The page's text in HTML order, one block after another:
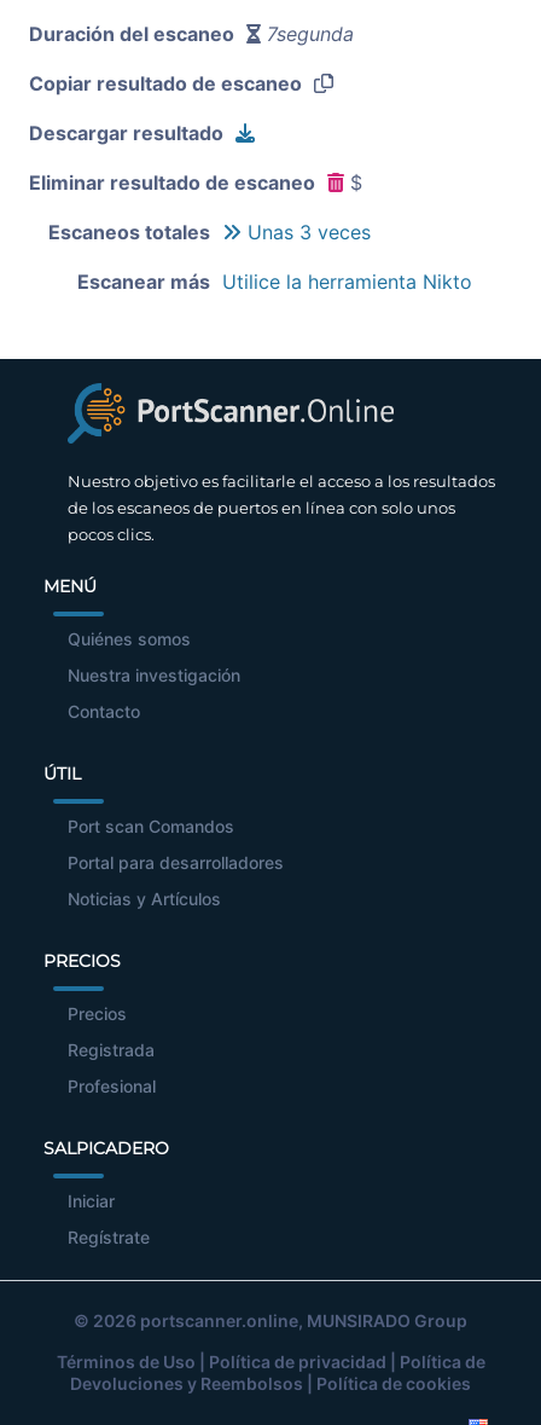
Duración del escaneo 7segunda
Copiar resultado de escaneo
Descargar resultado
Eliminar resultado de escaneo $
Escaneos totales Unas 3 veces
Escanear más Utilice la herramienta Nikto
Nuestro objetivo es facilitarle el acceso a los resultados
de los escaneos de puertos en línea con solo unos
pocos clics.
MENÚ
Quiénes somos
Nuestra investigación
Contacto
ÚTIL
Port scan Comandos
Portal para desarrolladores
Noticias y Artículos
PRECIOS
Precios
Registrada
Profesional
SALPICADERO
Iniciar
Regístrate
© 2026 portscanner.online, MUNSIRADO Group
Términos de Uso
Política de privacidad
Política de
Devoluciones y Reembolsos
Política de cookies